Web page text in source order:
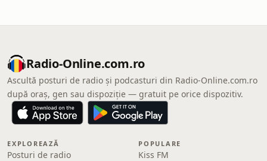
Radio-Online.com.ro
Ascultă posturi de radio și podcasturi din Radio-Online.com.ro
după oraș, gen sau dispoziție — gratuit pe orice dispozitiv.
EXPLOREAZĂ
Posturi de radio
POPULARE
Kiss FM